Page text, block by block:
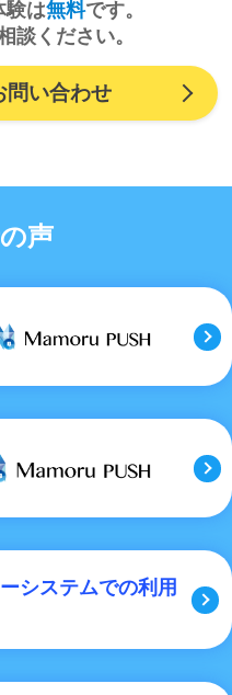
験は無料です。
談ください。
問い合わせ
声
システムでの利用